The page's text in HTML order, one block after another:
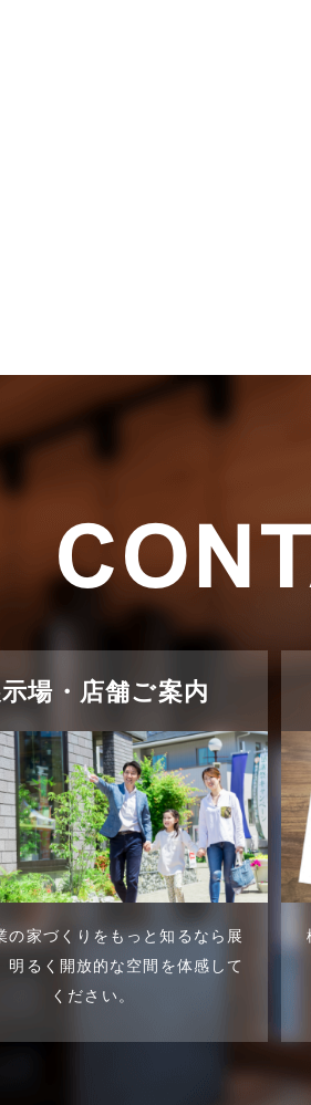
場・店舗ご案内
の家づくりをもっと知るなら展
明るく開放的な空間を体感して
ください。